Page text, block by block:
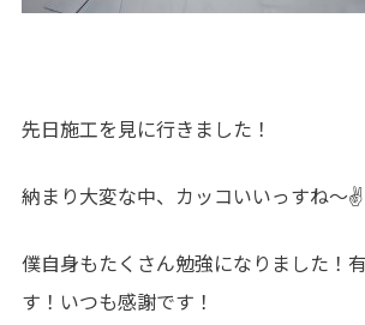
先日施工を見に行きました！
納まり大変な中、カッコいいっすね～✌
僕自身もたくさん勉強になりました！
す！いつも感謝です！